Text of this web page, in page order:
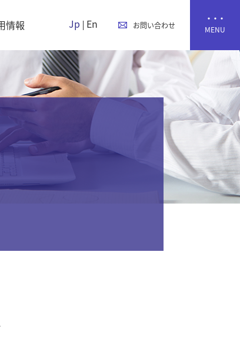
お問い合わせ
Jp En
情報